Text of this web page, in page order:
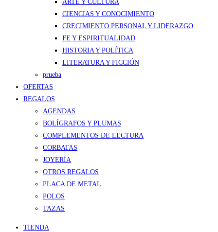
ARTE Y CULTURA
CIENCIAS Y CONOCIMIENTO
CRECIMIENTO PERSONAL Y LIDERAZGO
FE Y ESPIRITUALIDAD
HISTORIA Y POLÍTICA
LITERATURA Y FICCIÓN
prueba
OFERTAS
REGALOS
AGENDAS
BOLÍGRAFOS Y PLUMAS
COMPLEMENTOS DE LECTURA
CORBATAS
JOYERÍA
OTROS REGALOS
PLACA DE METAL
POLOS
TAZAS
TIENDA